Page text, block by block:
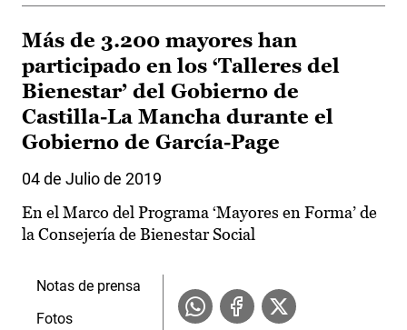
Más de 3.200 mayores han
participado en los ‘Talleres del
Bienestar’ del Gobierno de
Castilla-La Mancha durante el
Gobierno de García-Page
04 de Julio de 2019
En el Marco del Programa ‘Mayores en Forma’ de
la Consejería de Bienestar Social
Notas de prensa
Fotos